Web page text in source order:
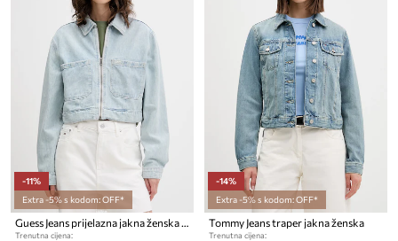
-11%
Extra -5% s kodom: OFF*
Guess Jeans prijelazna jakna ženska traper
Trenutna cijena:
-14%
Extra -5% s kodom: OFF*
Tommy Jeans traper jakna ženska
Trenutna cijena: